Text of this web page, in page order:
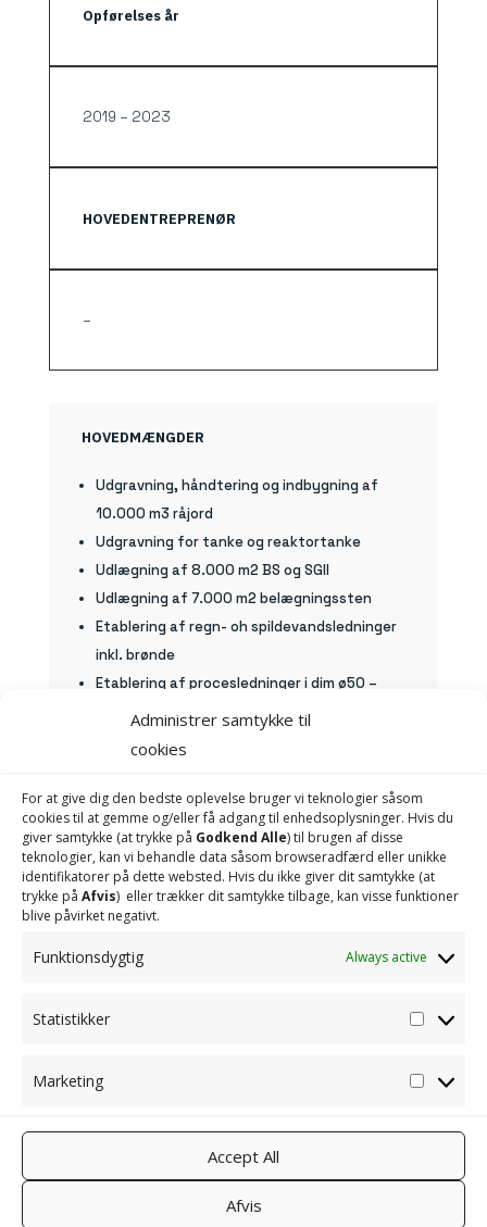
Administrer samtykke til
cookies
For at give dig den bedste oplevelse bruger vi teknologier såsom
cookies til at gemme og/eller få adgang til enhedsoplysninger. Hvis du
giver samtykke (at trykke på Godkend Alle) til brugen af ​​disse
teknologier, kan vi behandle data såsom browseradfærd eller unikke
identifikatorer på dette websted. Hvis du ikke giver dit samtykke (at
trykke på Afvis) eller trækker dit samtykke tilbage, kan visse funktioner
blive påvirket negativt.
Funktionsdygtig Always active
Statistikker
Marketing
Accept All
Afvis
Opførelses år
2019 – 2023
HOVEDENTREPRENØR
–
HOVEDMÆNGDER
Udgravning, håndtering og indbygning af
10.000 m3 råjord
Udgravning for tanke og reaktortanke
Udlægning af 8.000 m2 BS og SGII
Udlægning af 7.000 m2 belægningssten
Etablering af regn- oh spildevandsledninger
inkl. brønde
Etablering af procesledninger i dim ø50 –
ø400, 1800lbm
Etablering af gasledninger i dim ø450 -ø560,